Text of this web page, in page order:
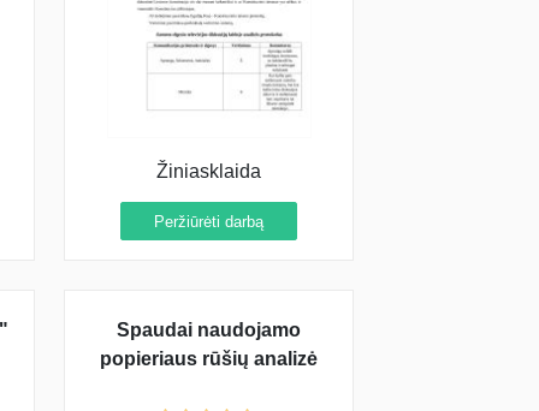
Žiniasklaida
Peržiūrėti darbą
Spaudai naudojamo
popieriaus rūšių analizė